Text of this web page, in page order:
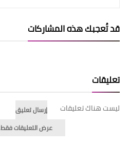
قد تُعجبك هذه المشاركات
تعليقات
ليست هناك تعليقات
إرسال تعليق
عرض التعليقات فقط